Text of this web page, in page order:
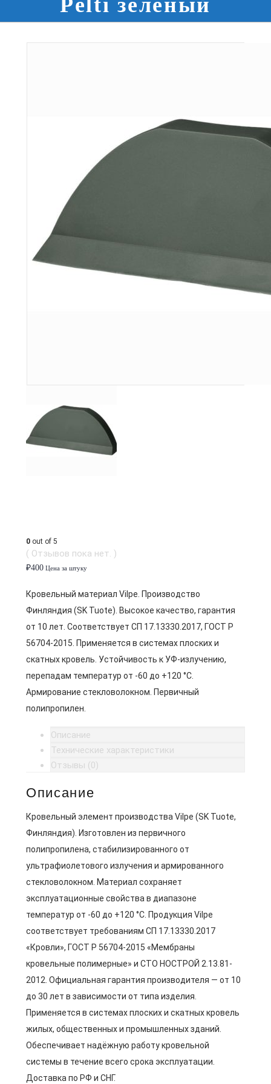
Pelti зеленый
0 out of 5
( Отзывов пока нет. )
₽400 Цена за штуку
Кровельный материал Vilpe. Производство
Финляндия (SK Tuote). Высокое качество, гарантия
от 10 лет. Соответствует СП 17.13330.2017, ГОСТ Р
56704-2015. Применяется в системах плоских и
скатных кровель. Устойчивость к УФ-излучению,
перепадам температур от -60 до +120 °C.
Армирование стекловолокном. Первичный
полипропилен.
Описание
Технические характеристики
Отзывы (0)
Описание
Кровельный элемент производства Vilpe (SK Tuote,
Финляндия). Изготовлен из первичного
полипропилена, стабилизированного от
ультрафиолетового излучения и армированного
стекловолокном. Материал сохраняет
эксплуатационные свойства в диапазоне
температур от -60 до +120 °C. Продукция Vilpe
соответствует требованиям СП 17.13330.2017
«Кровли», ГОСТ Р 56704-2015 «Мембраны
кровельные полимерные» и СТО НОСТРОЙ 2.13.81-
2012. Официальная гарантия производителя — от 10
до 30 лет в зависимости от типа изделия.
Применяется в системах плоских и скатных кровель
жилых, общественных и промышленных зданий.
Обеспечивает надёжную работу кровельной
системы в течение всего срока эксплуатации.
Доставка по РФ и СНГ.